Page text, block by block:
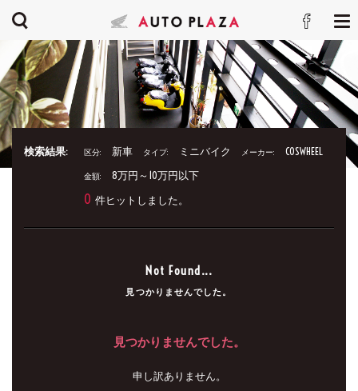
検索結果: 区分: 新車 タイプ: ミニバイク メーカー: COSWHEEL
金額: 8万円～10万円以下
0 件ヒットしました。
Not Found...
見つかりませんでした。
見つかりませんでした。
申し訳ありません。